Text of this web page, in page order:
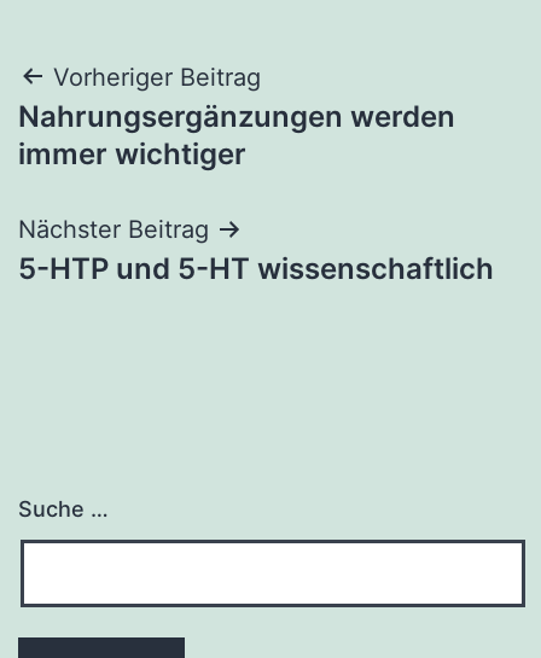
Beitrags-
Navigation
Vorheriger Beitrag
Nahrungsergänzungen werden
immer wichtiger
Nächster Beitrag
5-HTP und 5-HT wissenschaftlich
Suche …